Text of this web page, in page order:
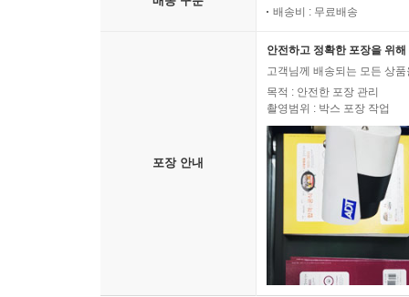
배송비 : 무료배송
포장 안내
안전하고 정확한 포장을 위
고객님께 배송되는 모든 상
목적 : 안전한 포장 관리
촬영범위 : 박스 포장 작업